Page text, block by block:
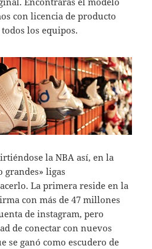
con licencia de producto
los equipos.
la NBA así, en la
grandes» ligas
La primera reside en la
con más de 47 millones
de instagram, pero
de conectar con nuevos
se ganó como escudero de